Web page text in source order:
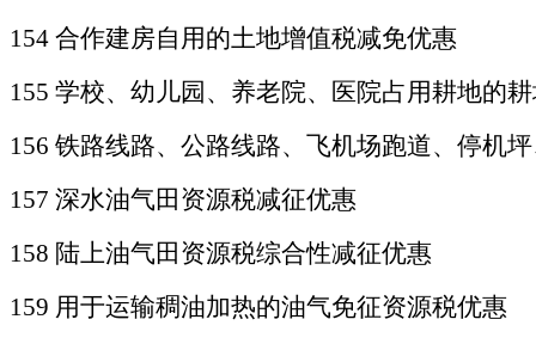
154 合作建房自用的土地增值税减免优惠
155 学校、幼儿园、养老院、医院占用耕地的
156 铁路线路、公路线路、飞机场跑道、停机
157 深水油气田资源税减征优惠
158 陆上油气田资源税综合性减征优惠
159 用于运输稠油加热的油气免征资源税优惠